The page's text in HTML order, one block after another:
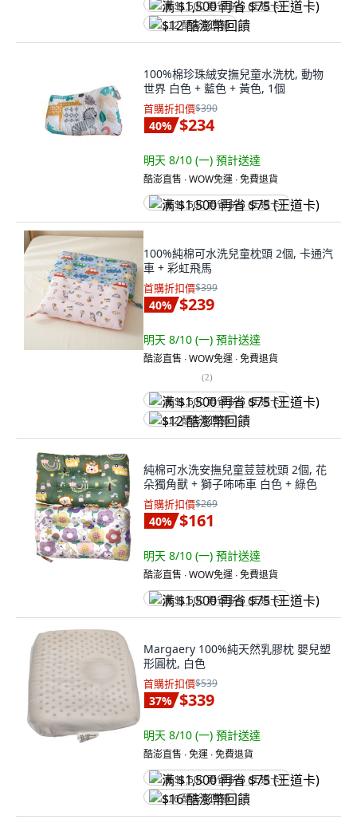
满 $1,500 再省 $75 (王道卡)
$12 酷澎幣回饋
100%棉珍珠絨安撫兒童水洗枕, 動物
世界 白色 + 藍色 + 黃色, 1個
首購折扣價$390
40% $234
明天 8/10 (一) 預計送達
酷澎直售 ∙ WOW免運 ∙ 免費退貨
满 $1,500 再省 $75 (王道卡)
100%純棉可水洗兒童枕頭 2個, 卡通汽
車 + 彩虹飛馬
首購折扣價$399
40% $239
明天 8/10 (一) 預計送達
酷澎直售 ∙ WOW免運 ∙ 免費退貨
(2)
满 $1,500 再省 $75 (王道卡)
$12 酷澎幣回饋
純棉可水洗安撫兒童荳荳枕頭 2個, 花
朵獨角獸 + 獅子咘咘車 白色 + 綠色
首購折扣價$269
40% $161
明天 8/10 (一) 預計送達
酷澎直售 ∙ WOW免運 ∙ 免費退貨
满 $1,500 再省 $75 (王道卡)
Margaery 100%純天然乳膠枕 嬰兒塑
形圓枕, 白色
首購折扣價$539
37% $339
明天 8/10 (一) 預計送達
酷澎直售 ∙ 免運 ∙ 免費退貨
满 $1,500 再省 $75 (王道卡)
$16 酷澎幣回饋